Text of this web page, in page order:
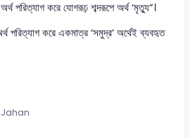
পরিত্যাগ করে যোগরূঢ় শব্দরূপে অর্থ ‘মৃত্যু”।
পরিত্যাগ করে একমাত্র ‘সমুদ্র’ অর্থেই ব্যবহৃত